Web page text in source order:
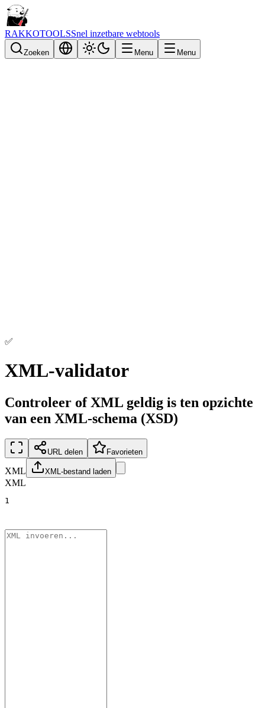
RAKKOTOOLSSnel inzetbare webtools
Zoeken Menu Menu
✅
XML-validator
Controleer of XML geldig is ten opzichte
van een XML-schema (XSD)
URL delen Favorieten
XML XML-bestand laden
XML
1